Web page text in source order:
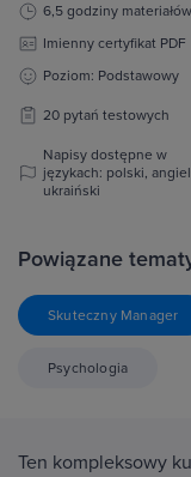
6,5 godziny materiałów
Imienny certyfikat PDF
Poziom: Podstawowy
20 pytań testowych
Napisy dostępne w
językach: polski,
ukraiński
Powiązane
Skuteczny Manager
Psychologia
Ten kompleksowy